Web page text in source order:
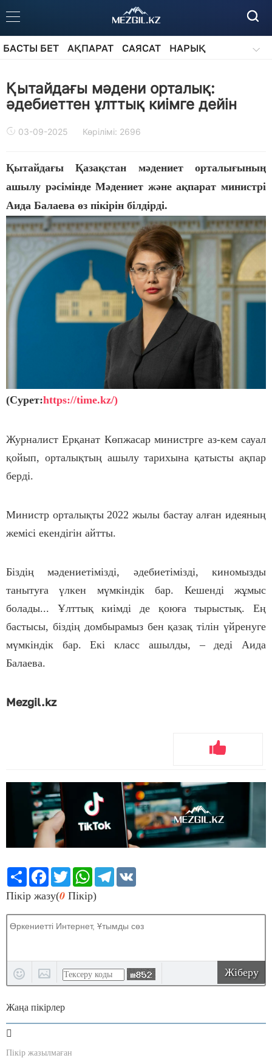
БАСТЫ БЕТ АҚПАРАТ САЯСАТ
НАРЫҚ
Қытайдағы мәдени орталық:
әдебиеттен ұлттық киімге дейін
03-09-2025 Көрілімі: 2696
Қытайдағы Қазақстан мәдениет орталығының
ашылу рәсімінде Мәдениет және ақпарат министрі
Аида Балаева өз пікірін білдірді.
(Сурет:https://time.kz/)
Журналист Ерқанат Көпжасар министрге аз-кем сауал
қойып, орталықтың ашылу тарихына қатысты ақпар
берді.
Министр орталықты 2022 жылы бастау алған идеяның
жемісі екендігін айтты.
Біздің мәдениетімізді, әдебиетімізді, киномызды
танытуға үлкен мүмкіндік бар. Кешенді жұмыс
болады... Ұлттық киімді де қоюға тырыстық. Ең
бастысы, біздің домбырамыз бен қазақ тілін үйренуге
мүмкіндік бар. Екі класс ашылды, – деді Аида
Балаева.
Mezgil.kz
Share Facebook
TwitterWhatsApp
Telegram
Пікір жазу(0 Пікір)
Жіберу
Жаңа пікірлер
Пікір жазылмаған